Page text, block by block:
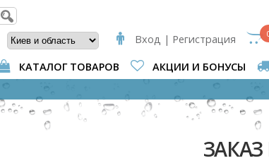
ФОРМА ПОИСКА
Вход | Регистрация
КАТАЛОГ ТОВАРОВ АКЦИИ И БОНУСЫ